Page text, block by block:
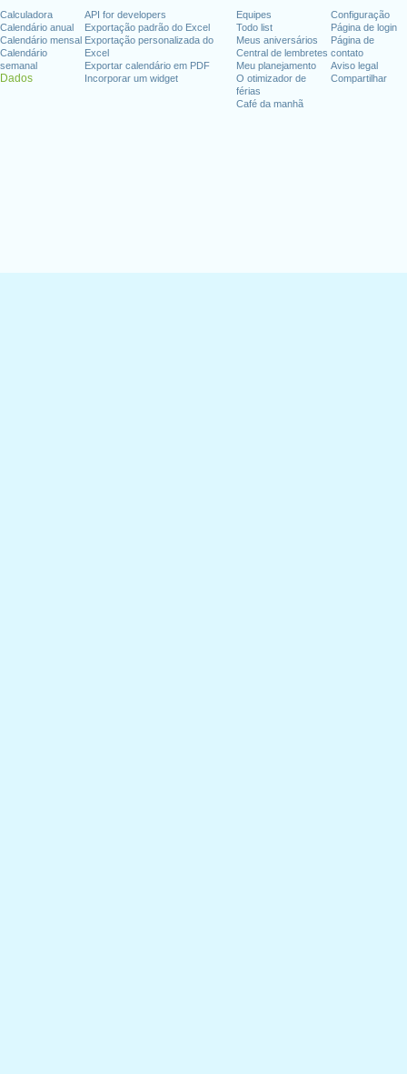
Calculadora
Calendário anual
Calendário mensal
Calendário
semanal
Dados
API for developers
Exportação padrão do Excel
Exportação personalizada do
Excel
Exportar calendário em PDF
Incorporar um widget
Equipes
Todo list
Meus aniversários
Central de lembretes
Meu planejamento
O otimizador de
férias
Café da manhã
Configuração
Página de login
Página de
contato
Aviso legal
Compartilhar